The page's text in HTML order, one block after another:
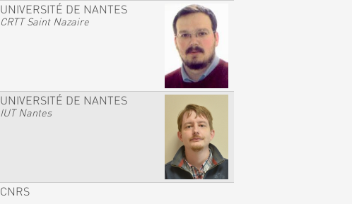
UNIVERSITÉ DE NANTES
CRTT Saint Nazaire
UNIVERSITÉ DE NANTES
IUT Nantes
CNRS